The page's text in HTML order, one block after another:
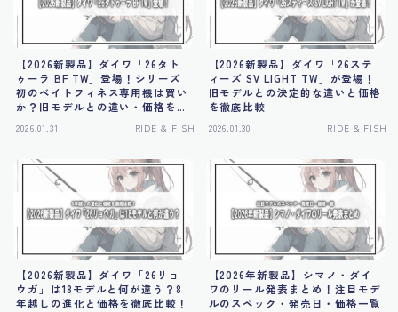
【2026新製品】ダイワ「26タト
ゥーラ BF TW」登場！シリーズ
初のベイトフィネス専用機は買い
か？旧モデルとの違い・価格を徹
2026.01.31 RIDE & FISH
【2026新製品】ダイワ「26ステ
ィーズ SV LIGHT TW」が登場！
旧モデルとの決定的な違いと価格
を徹底比較
2026.01.30 RIDE & FISH
【2026新製品】ダイワ「26リョ
ウガ」は18モデルと何が違う？8
年越しの進化と価格を徹底比較！
【2026年新製品】シマノ・ダイ
ワのリール発表まとめ！注目モデ
ルのスペック・発売日・価格一覧